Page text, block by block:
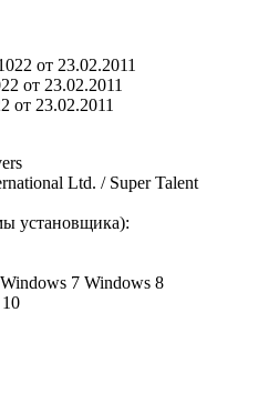
от 23.02.2011
от 23.02.2011
от 23.02.2011
Ltd. / Super Talent
установщика):
Windows 7 Windows 8